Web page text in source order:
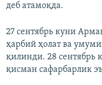
деб атамоқда.
27 сентябрь куни
ҳарбий ҳолат ва
қилинди. 28 сентябрь
қисман сафарбарлик